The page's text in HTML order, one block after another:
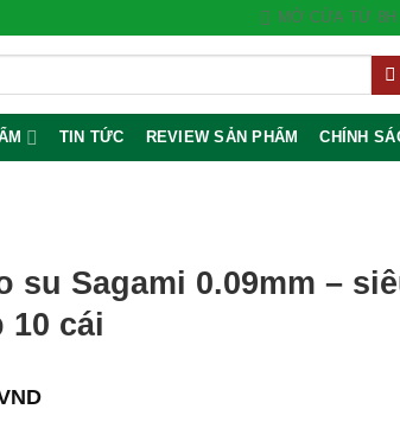
MỞ CỬA TỪ 8H
TIN TỨC REVIEW SẢN PHẨM CHÍNH
su Sagami 0.09mm –
10 cái